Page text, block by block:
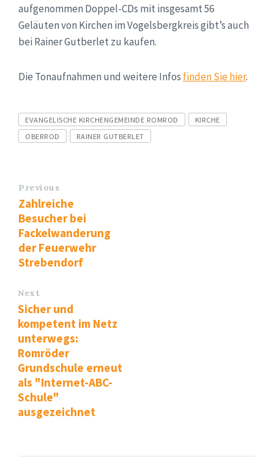
aufgenommen Doppel-CDs mit insgesamt 56
Geläuten von Kirchen im Vogelsbergkreis gibt’s auch
bei Rainer Gutberlet zu kaufen.
Die Tonaufnahmen und weitere Infos finden Sie hier.
Tags
EVANGELISCHE KIRCHENGEMEINDE ROMROD
KIRCHE
OBERROD
RAINER GUTBERLET
Previous
Zahlreiche
Besucher bei
Fackelwanderung
der Feuerwehr
Strebendorf
Next
Sicher und
kompetent im Netz
unterwegs:
Romröder
Grundschule erneut
als "Internet-ABC-
Schule"
ausgezeichnet